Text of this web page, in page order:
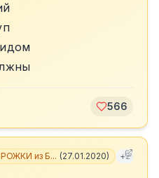
566
из Б... (27.01.2020) +2